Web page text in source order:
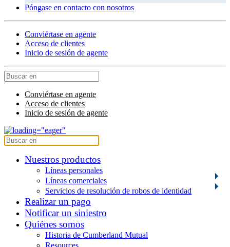
Póngase en contacto con nosotros
Conviértase en agente
Acceso de clientes
Inicio de sesión de agente
Conviértase en agente
Acceso de clientes
Inicio de sesión de agente
Nuestros productos
Líneas personales
Líneas comerciales
Servicios de resolución de robos de identidad
Realizar un pago
Notificar un siniestro
Quiénes somos
Historia de Cumberland Mutual
Resources